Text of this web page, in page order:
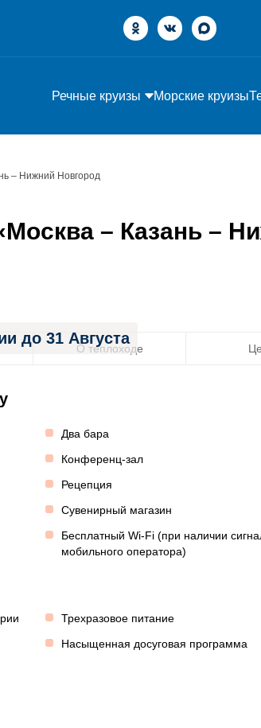
Речные круизы Морские круизы
– Нижний Новгород
– Казань –
до 31 Августа
О теплоходе
Два бара
Конференц-зал
Рецепция
Сувенирный магазин
Бесплатный Wi-Fi (при наличии
мобильного оператора)
Трехразовое питание
Насыщенная досуговая программа